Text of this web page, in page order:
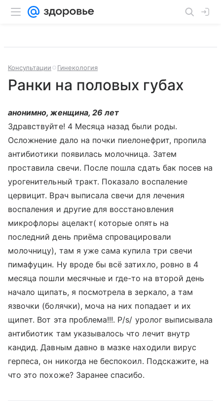
Консультации Гинекология
Ранки на половых губах
анонимно, женщина, 26 лет
Здравствуйте! 4 Месяца назад были роды.
Осложнение дало на почки пиелонефрит, пропила
антибиотики появилась молочница. Затем
проставила свечи. После пошла сдать бак посев на
урогенительный тракт. Показало воспаление
цервицит. Врач выписала свечи для лечения
воспаления и другие для восстановления
микрофлоры ацелакт( которые опять на
последний день приёма спровацировали
молочницу), там я уже сама купила три свечи
пимафуцин. Ну вроде бы всё затихло, ровно в 4
месяца пошли месячные и где-то на второй день
начало щипать, я посмотрела в зеркало, а там
язвочки (болячки), моча на них попадает и их
щипет. Вот эта проблема!!!. P/s/ уролог выписывала
антибиотик там указывалось что лечит внутр
кандид. Давным давно в мазке находили вирус
герпеса, он никогда не беспокоил. Подскажите, на
что это похоже? Заранее спасибо.